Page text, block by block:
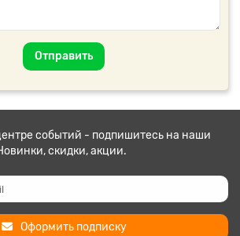
Отправить
событий - подпишитесь на наши
скидки, акции.
Оформить подписку